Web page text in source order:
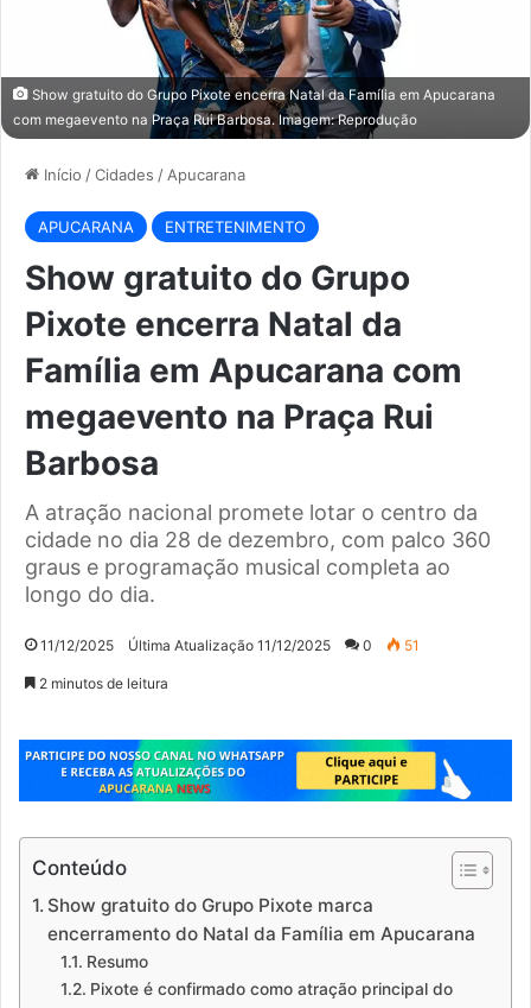
Show gratuito do Grupo Pixote encerra Natal da Família em Apucarana
com megaevento na Praça Rui Barbosa. Imagem: Reprodução
Início /Cidades / Apucarana
APUCARANA ENTRETENIMENTO
Show gratuito do Grupo
Pixote encerra Natal da
Família em Apucarana com
megaevento na Praça Rui
Barbosa
A atração nacional promete lotar o centro da
cidade no dia 28 de dezembro, com palco 360
graus e programação musical completa ao
longo do dia.
11/12/2025 Última Atualização 11/12/2025 0 51
2 minutos de leitura
Conteúdo
Show gratuito do Grupo Pixote marca
encerramento do Natal da Família em Apucarana
Resumo
Pixote é confirmado como atração principal do